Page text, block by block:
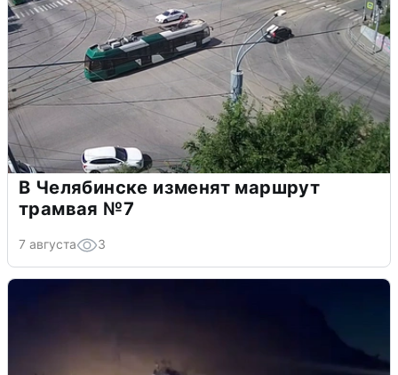
В Челябинске изменят маршрут
трамвая №7
7 августа 3